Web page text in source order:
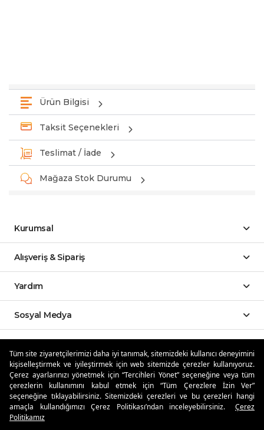
Tüm site ziyaretçilerimizi daha iyi tanımak, sitemizdeki kullanıcı deneyimini
kişiselleştirmek ve iyileştirmek için web sitemizde çerezler kullanıyoruz.
Çerez ayarlarınızı yönetmek için “Tercihleri Yönet” seçeneğine veya tüm
çerezlerin kullanımını kabul etmek için “Tüm Çerezlere İzin Ver”
seçeneğine tıklayabilirsiniz. Sitemizdeki çerezleri ve bu çerezleri hangi
amaçla kullandığımızı Çerez Politikası’ndan inceleyebilirsiniz.
Çerez
Politikamız
Ürün Bilgisi
Taksit Seçenekleri
Teslimat / İade
Mağaza Stok Durumu
Kurumsal
Alışveriş & Sipariş
Yardım
Sosyal Medya
Özdilekteyim'de Taksit Avantajları
Güvenli Alışveriş